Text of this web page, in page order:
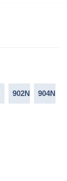
902N 904N